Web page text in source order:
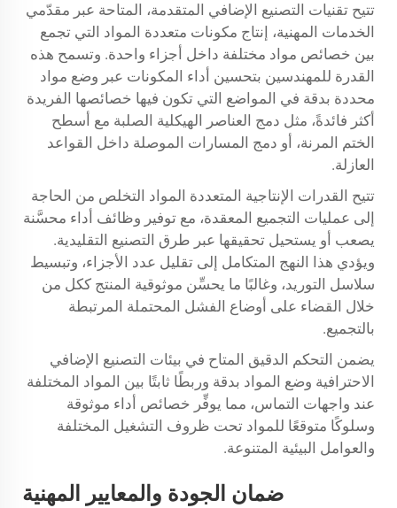
تتيح تقنيات التصنيع الإضافي المتقدمة، المتاحة عبر مقدّمي
الخدمات المهنية، إنتاج مكونات متعددة المواد التي تجمع
بين خصائص مواد مختلفة داخل أجزاء واحدة. وتسمح هذه
القدرة للمهندسين بتحسين أداء المكونات عبر وضع مواد
محددة بدقة في المواضع التي تكون فيها خصائصها الفريدة
أكثر فائدةً، مثل دمج العناصر الهيكلية الصلبة مع أسطح
الختم المرنة، أو دمج المسارات الموصلة داخل القواعد
العازلة.
تتيح القدرات الإنتاجية المتعددة المواد التخلص من الحاجة
إلى عمليات التجميع المعقدة، مع توفير وظائف أداء محسَّنة
يصعب أو يستحيل تحقيقها عبر طرق التصنيع التقليدية.
ويؤدي هذا النهج المتكامل إلى تقليل عدد الأجزاء، وتبسيط
سلاسل التوريد، وغالبًا ما يحسِّن موثوقية المنتج ككل من
خلال القضاء على أوضاع الفشل المحتملة المرتبطة
بالتجميع.
يضمن التحكم الدقيق المتاح في بيئات التصنيع الإضافي
الاحترافية وضع المواد بدقة وربطًا ثابتًا بين المواد المختلفة
عند واجهات التماس، مما يوفِّر خصائص أداء موثوقة
وسلوكًا متوقعًا للمواد تحت ظروف التشغيل المختلفة
والعوامل البيئية المتنوعة.
ضمان الجودة والمعايير المهنية